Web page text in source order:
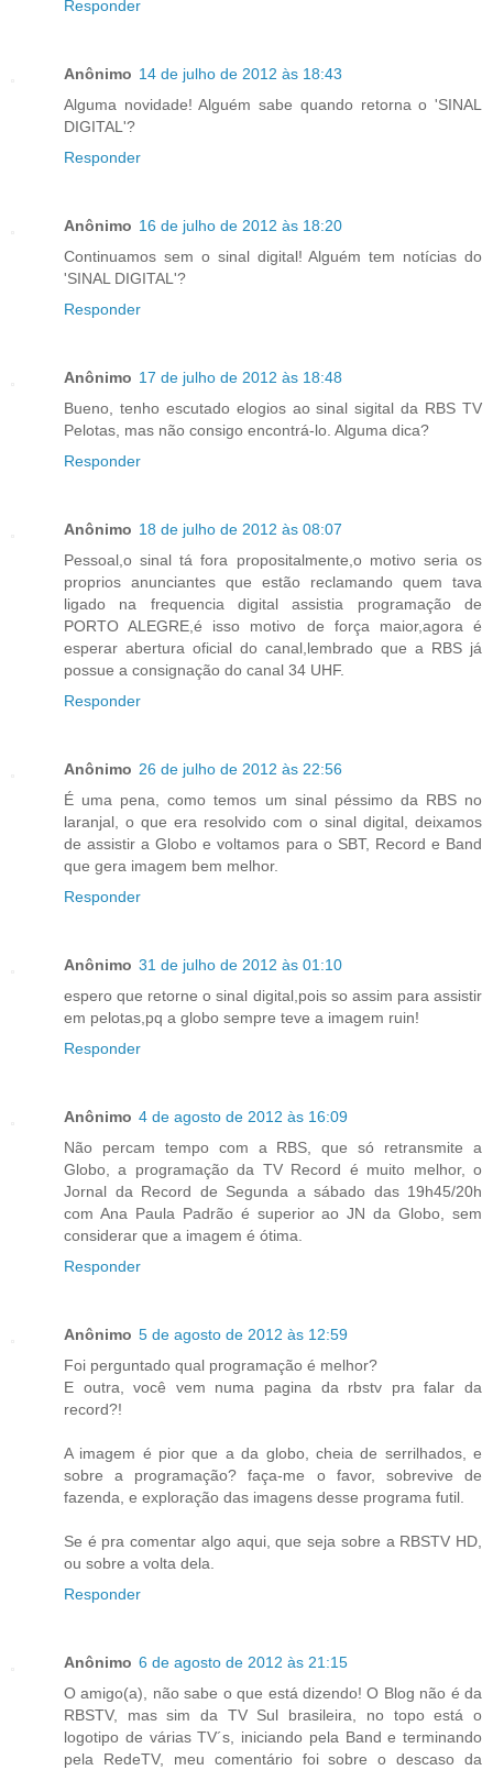
Responder
Anônimo 14 de julho de 2012 às 18:43
Alguma novidade! Alguém sabe quando retorna o 'SINAL
DIGITAL'?
Responder
Anônimo 16 de julho de 2012 às 18:20
Continuamos sem o sinal digital! Alguém tem notícias do
'SINAL DIGITAL'?
Responder
Anônimo 17 de julho de 2012 às 18:48
Bueno, tenho escutado elogios ao sinal sigital da RBS TV
Pelotas, mas não consigo encontrá-lo. Alguma dica?
Responder
Anônimo 18 de julho de 2012 às 08:07
Pessoal,o sinal tá fora propositalmente,o motivo seria os
proprios anunciantes que estão reclamando quem tava
ligado na frequencia digital assistia programação de
PORTO ALEGRE,é isso motivo de força maior,agora é
esperar abertura oficial do canal,lembrado que a RBS já
possue a consignação do canal 34 UHF.
Responder
Anônimo 26 de julho de 2012 às 22:56
É uma pena, como temos um sinal péssimo da RBS no
laranjal, o que era resolvido com o sinal digital, deixamos
de assistir a Globo e voltamos para o SBT, Record e Band
que gera imagem bem melhor.
Responder
Anônimo 31 de julho de 2012 às 01:10
espero que retorne o sinal digital,pois so assim para assistir
em pelotas,pq a globo sempre teve a imagem ruin!
Responder
Anônimo 4 de agosto de 2012 às 16:09
Não percam tempo com a RBS, que só retransmite a
Globo, a programação da TV Record é muito melhor, o
Jornal da Record de Segunda a sábado das 19h45/20h
com Ana Paula Padrão é superior ao JN da Globo, sem
considerar que a imagem é ótima.
Responder
Anônimo 5 de agosto de 2012 às 12:59
Foi perguntado qual programação é melhor?
E outra, você vem numa pagina da rbstv pra falar da
record?!
A imagem é pior que a da globo, cheia de serrilhados, e
sobre a programação? faça-me o favor, sobrevive de
fazenda, e exploração das imagens desse programa futil.
Se é pra comentar algo aqui, que seja sobre a RBSTV HD,
ou sobre a volta dela.
Responder
Anônimo 6 de agosto de 2012 às 21:15
O amigo(a), não sabe o que está dizendo! O Blog não é da
RBSTV, mas sim da TV Sul brasileira, no topo está o
logotipo de várias TV´s, iniciando pela Band e terminando
pela RedeTV, meu comentário foi sobre o descaso da